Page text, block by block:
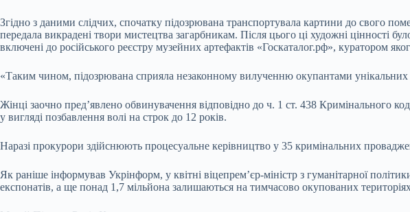
Згідно з даними слідчих, спочатку підозрювана транспортувала картини до свого
передала викрадені твори мистецтва загарбникам. Після цього ці художні цінності
включені до російського реєстру музейних артефактів «Госкаталог.рф», куратором
«Таким чином, підозрювана сприяла незаконному вилученню окупантами
Жінці заочно пред’явлено обвинувачення відповідно до ч. 1 ст. 438 Кримінального
у вигляді позбавлення волі на строк до 12 років.
Наразі прокурори здійснюють процесуальне керівництво у 35 кримінальних
Як раніше інформував Укрінформ, у квітні віцепрем’єр-міністр з гуманітарної
експонатів, а ще понад 1,7 мільйона залишаються на тимчасово окупованих